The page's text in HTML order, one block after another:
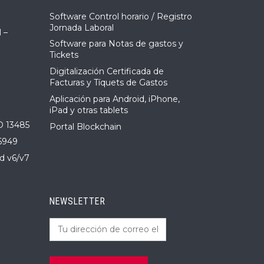
–
13485
v6/v7
Software Control horario / Registro
Jornada Laboral
Software para Notas de gastos y
Tickets
Digitalización Certificada de
Facturas y Tíquets de Gastos
Aplicación para Android, iPhone,
iPad y otras tablets
Portal Blockchain
NEWSLETTER